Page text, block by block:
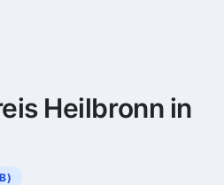
Heilbronn in